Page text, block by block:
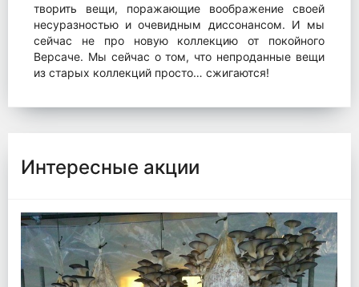
творить вещи, поражающие воображение своей
несуразностью и очевидным диссонансом. И мы
сейчас не про новую коллекцию от покойного
Версаче. Мы сейчас о том, что непроданные вещи
из старых коллекций просто… сжигаются!
Интересные акции